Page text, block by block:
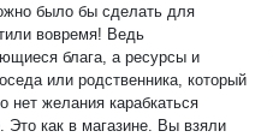
было бы сделать для
вовремя! Ведь
блага, а ресурсы и
или родственника, который
нет желания карабкаться
как в магазине. Вы взяли